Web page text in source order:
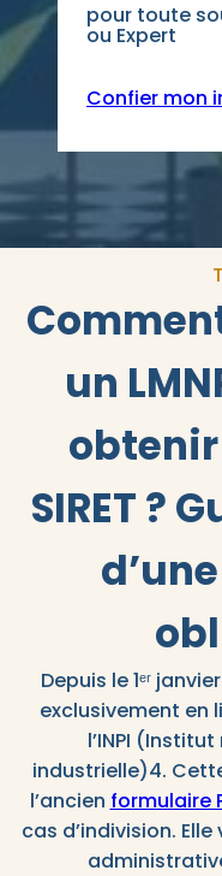
pour toute
ou Expert
Confier mon
un
SIRET ?
Depuis le 1ᵉʳ
exclusivement en
l’INPI
industrielle)4.
l’ancien formulaire
cas d’indivision.